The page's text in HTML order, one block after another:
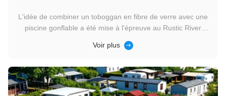
L'idée de combiner un toboggan en fibre de verre avec une
piscine gonflable a été mise à l'épreuve au Rustic River
Voir plus